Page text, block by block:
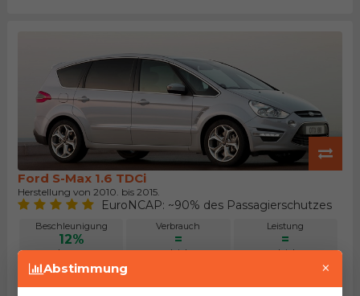
Ford S-Max 1.6 TDCi
Herstellung von 2010. bis 2015.
EuroNCAP: ~90% des Passagierschutzes
Beschleunigung
12%
besser
Verbrauch
=
gleich
Leistung
=
gleich
Länge
4% 13% 14%
Abstimmung ×